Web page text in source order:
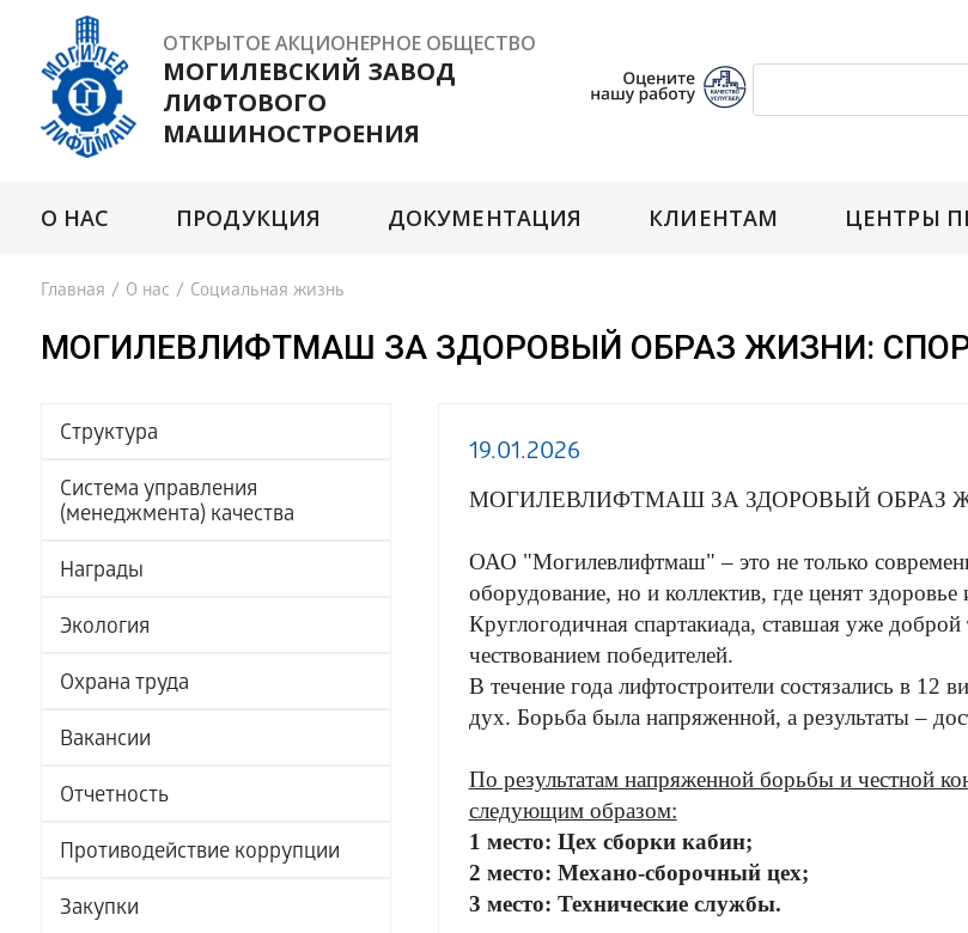
ОТКРЫТОЕ АКЦИОНЕРНОЕ ОБЩЕСТВО
МОГИЛЕВСКИЙ ЗАВОД
ЛИФТОВОГО
МАШИНОСТРОЕНИЯ
О НАС ПРОДУКЦИЯ ДОКУМЕНТАЦИЯ КЛИЕНТАМ ЦЕНТРЫ
Главная / О нас / Социальная жизнь
МОГИЛЕВЛИФТМАШ ЗА ЗДОРОВЫЙ ОБРАЗ ЖИЗНИ:
Структура
Система управления
(менеджмента) качества
Награды
Экология
Охрана труда
Вакансии
Отчетность
Противодействие коррупции
Закупки
19.01.2026
МОГИЛЕВЛИФТМАШ ЗА ЗДОРОВЫЙ ОБРАЗ
ОАО "Могилевлифтмаш" – это не только
оборудование, но и коллектив, где ценят
Круглогодичная спартакиада, ставшая уже
чествованием победителей.
В течение года лифтостроители состязались в 12
дух. Борьба была напряженной, а результаты –
По результатам напряженной борьбы и честной
следующим образом:
1 место: Цех сборки кабин;
2 место: Механо-сборочный цех;
3 место: Технические службы.